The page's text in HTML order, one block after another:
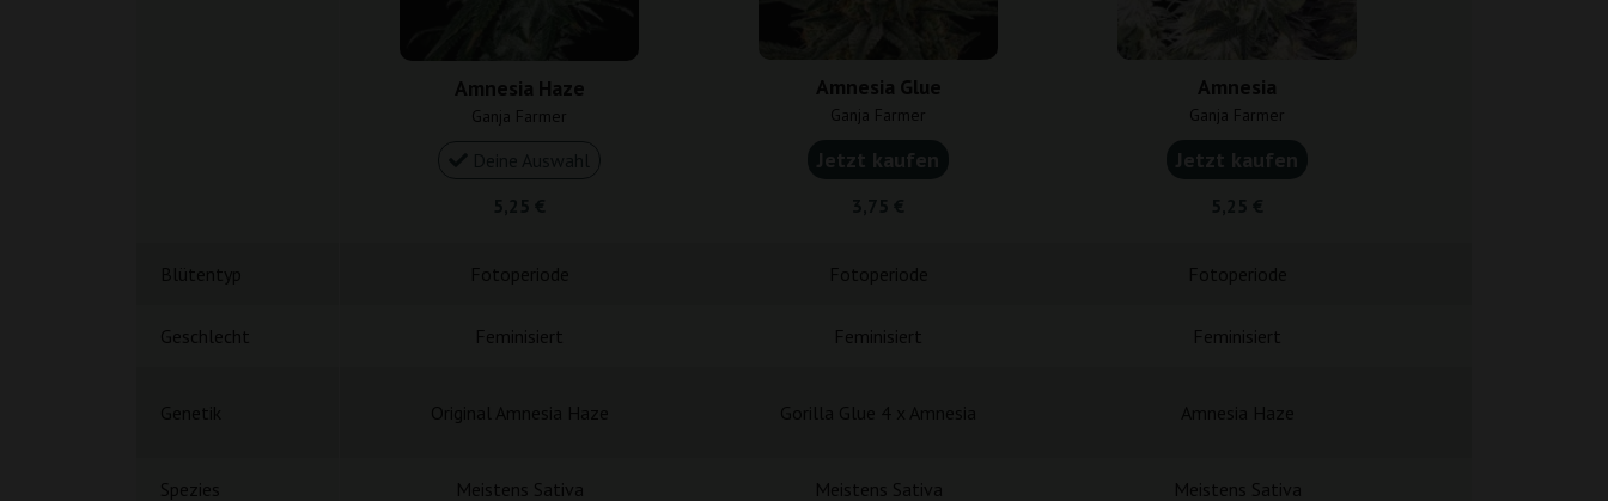
Amnesia Haze
Ganja Farmer
Amnesia Glue
Ganja Farmer
Jetzt kaufen
Amnesia
Ganja Farmer
Jetzt kaufen
Geschlecht Feminisiert Feminisiert Feminisiert
Spezies Meistens Sativa Meistens Sativa Meistens Sativa